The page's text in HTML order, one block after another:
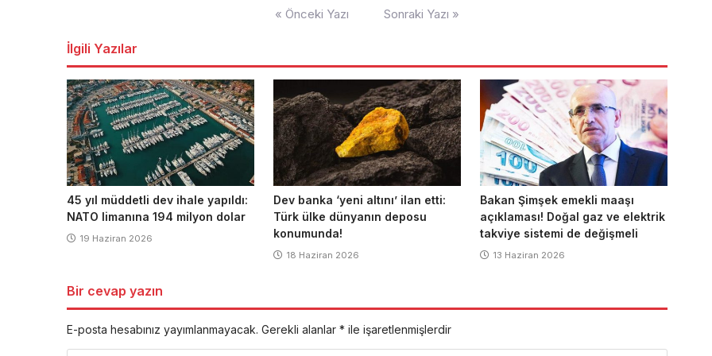
« Önceki Yazı Sonraki Yazı »
İlgili Yazılar
45 yıl müddetli dev ihale yapıldı:
NATO limanına 194 milyon dolar
19 Haziran 2026
Dev banka ‘yeni altını’ ilan etti:
Türk ülke dünyanın deposu
konumunda!
18 Haziran 2026
Bakan Şimşek emekli maaşı
açıklaması! Doğal gaz ve elektrik
takviye sistemi de değişmeli
13 Haziran 2026
Bir cevap yazın
E-posta hesabınız yayımlanmayacak. Gerekli alanlar * ile işaretlenmişlerdir